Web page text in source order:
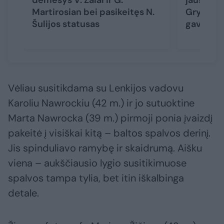
Martirosian bei pasikeitęs N.
Šulijos statusas
Gryn ir
gavusi
Vėliau susitikdama su Lenkijos vadovu
Karoliu Nawrockiu (42 m.) ir jo sutuoktine
Marta Nawrocka (39 m.) pirmoji ponia įvaizdį
pakeitė į visiškai kitą – baltos spalvos derinį.
Jis spinduliavo ramybę ir skaidrumą. Aišku
viena – aukščiausio lygio susitikimuose
spalvos tampa tylia, bet itin iškalbinga
detale.